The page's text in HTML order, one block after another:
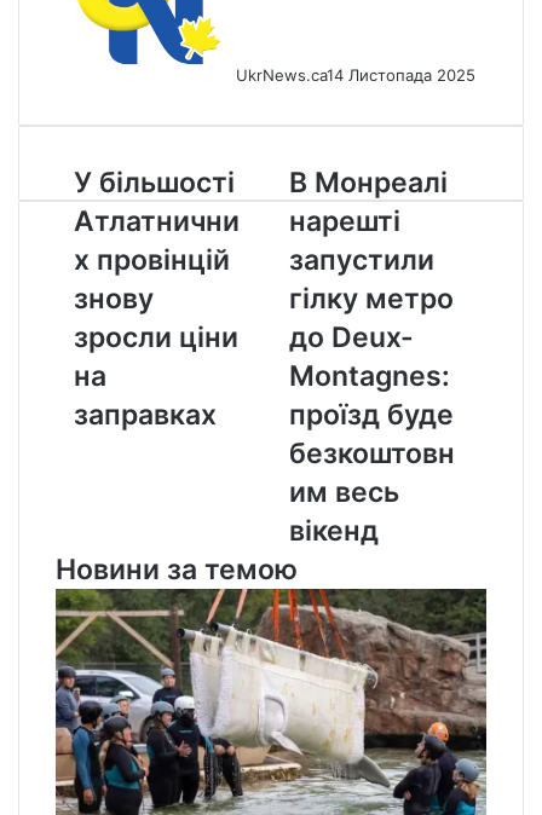
UkrNews.ca14 Листопада 2025
У
більшості
Атлатничних
провінцій
знову
зросли
на
заправках
У більшості
Атлатнични
х провінцій
знову
зросли ціни
на
заправках
В
Монреалі
нарешті
запустили
гілку
метро
Deux-
Montagnes:
буде
безкоштовним
вікенд
В Монреалі
нарешті
запустили
гілку метро
до Deux-
Montagnes:
проїзд буде
безкоштовн
им весь
вікенд
Новини за темою